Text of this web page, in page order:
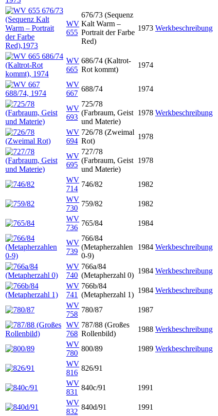
WV
655
676/73 (Sequenz
Kalt Warm –
Portrait der Farbe
Red)
1973 Werkbeschreibung
WV
665
686/74 (Kaltrot-
Rot kommt)
1974
WV
667
688/74 1974
WV
693
725/78
(Farbraum, Geist
und Materie)
1978 Werkbeschreibung
WV
694
726/78 (Zweimal
Rot)
1978
WV
695
727/78
(Farbraum, Geist
und Materie)
1978
WV
714
746/82
1982
WV
730
759/82
1982
WV
736
765/84 1984
WV
739
766/84
(Metapherzahlen
0-9)
1984 Werkbeschreibung
WV
740
766a/84
(Metapherzahl 0)
1984 Werkbeschreibung
WV
741
766b/84
(Metapherzahl 1)
1984 Werkbeschreibung
WV
758
780/87
1987
WV
768
787/88 (Großes
Rollenbild)
1988 Werkbeschreibung
WV
780
800/89 1989 Werkbeschreibung
WV
816
826/91
WV
831
840c/91
1991
WV
832
840d/91
1991